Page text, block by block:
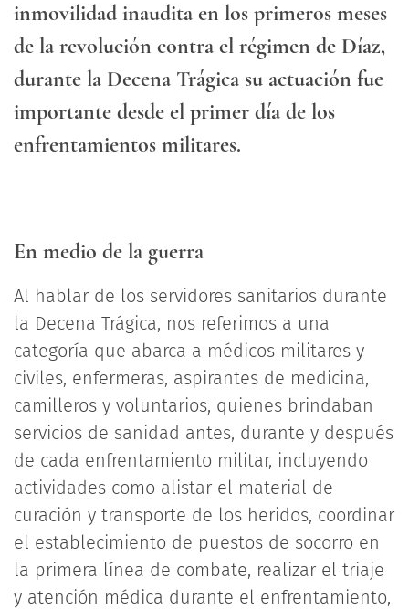
inmovilidad inaudita en los primeros meses
de la revolución contra el régimen de Díaz,
durante la Decena Trágica su actuación fue
importante desde el primer día de los
enfrentamientos militares.
En medio de la guerra
Al hablar de los servidores sanitarios durante
la Decena Trágica, nos referimos a una
categoría que abarca a médicos militares y
civiles, enfermeras, aspirantes de medicina,
camilleros y voluntarios, quienes brindaban
servicios de sanidad antes, durante y después
de cada enfrentamiento militar, incluyendo
actividades como alistar el material de
curación y transporte de los heridos, coordinar
el establecimiento de puestos de socorro en
la primera línea de combate, realizar el triaje
y atención médica durante el enfrentamiento,